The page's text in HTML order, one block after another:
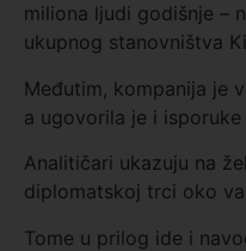
miliona ljudi godišnje –
ukupnog stanovništva
Međutim, kompanija je
a ugovorila je i
Analitičari ukazuju na
diplomatskoj trci oko
Tome u prilog ide i